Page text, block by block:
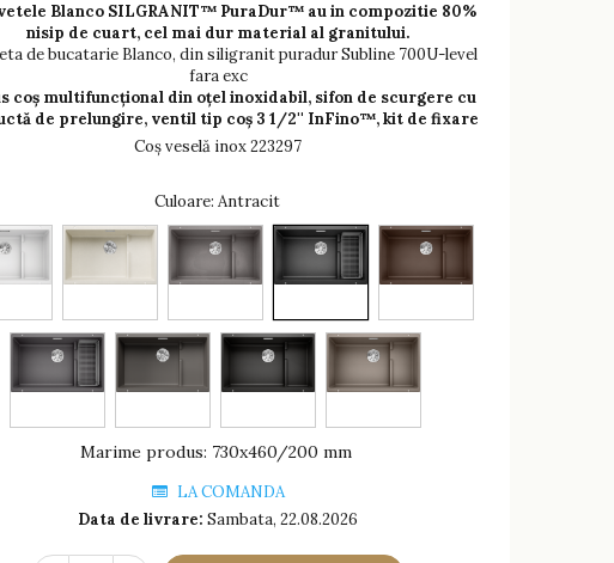
Blanco SILGRANIT™ PuraDur™ au in compozitie 80%
nisip de cuart, cel mai dur material al granitului.
de bucatarie Blanco, din siligranit puradur Subline 700U-level
fara exc
coș multifuncțional din oțel inoxidabil, sifon de scurgere cu
de prelungire, ventil tip coș 3 1/2'' InFino™, kit de fixare
Coş veselă inox 223297
Culoare: Antracit
Marime produs: 730x460/200 mm
LA COMANDA
Data de livrare: Sambata, 22.08.2026